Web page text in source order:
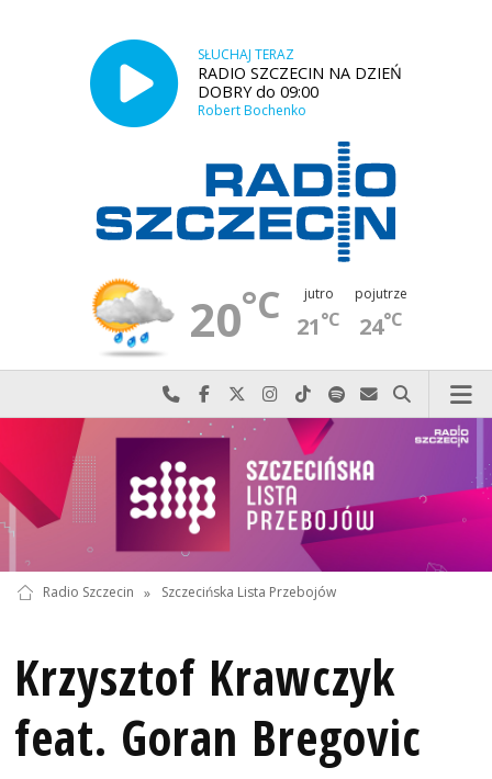
SŁUCHAJ TERAZ
RADIO SZCZECIN NA DZIEŃ
DOBRY do 09:00
Robert Bochenko
20°C jutro
21°C
pojutrze
24°C
Najlepiej po prostu do nas zadzwoń
Odwiedź nas na Facebook-u
Odwiedź nas na X
Odwiedź nas na Instagram-ie
Odwiedź nas na TikTok-u
Szukaj nas na Spotify
Wyślij do nas
Szukaj
Radio Szczecin » Szczecińska Lista Przebojów
Krzysztof Krawczyk
feat. Goran Bregovic